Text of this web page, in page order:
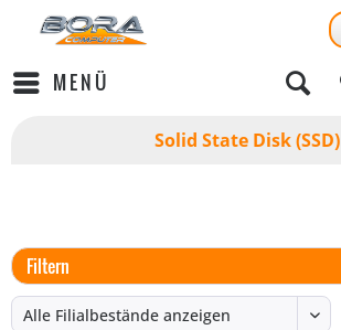
MENÜ
Solid State Disk (SSD)
Filtern